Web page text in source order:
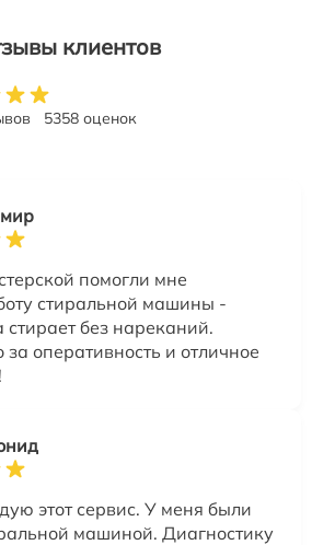
клиентов
5358 оценок
помогли мне
стиральной машины -
стирает без нареканий.
оперативность и отличное
этот сервис. У меня были
машиной. Диагностику